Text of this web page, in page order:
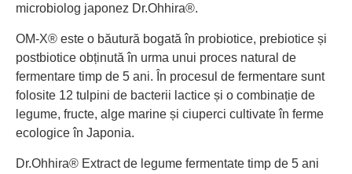
microbiolog japonez Dr.Ohhira®.
OM-X® este o băutură bogată în probiotice, prebiotice și
postbiotice obținută în urma unui proces natural de
fermentare timp de 5 ani. În procesul de fermentare sunt
folosite 12 tulpini de bacterii lactice și o combinație de
legume, fructe, alge marine și ciuperci cultivate în ferme
ecologice în Japonia.
Dr.Ohhira® Extract de legume fermentate timp de 5 ani